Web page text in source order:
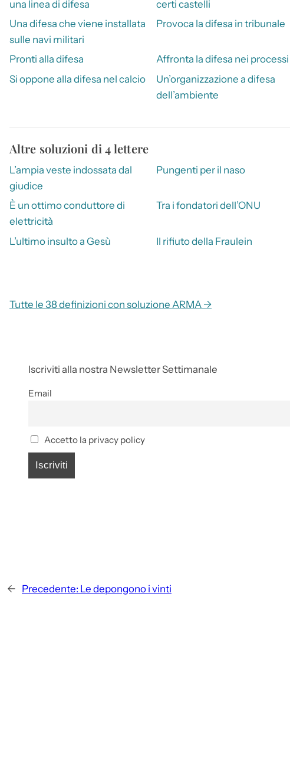
una linea di difesa
certi castelli
Una difesa che viene installata
sulle navi militari
Provoca la difesa in tribunale
Pronti alla difesa Affronta la difesa nei processi
Si oppone alla difesa nel calcio
Un’organizzazione a difesa
dell’ambiente
Altre soluzioni di 4 lettere
L’ampia veste indossata dal
giudice
Pungenti per il naso
È un ottimo conduttore di
elettricità
Tra i fondatori dell’ONU
L’ultimo insulto a Gesù Il rifiuto della Fraulein
Tutte le 38 definizioni con soluzione ARMA →
Iscriviti alla nostra Newsletter Settimanale
Email
Accetto la privacy policy
← Precedente: Le depongono i vinti